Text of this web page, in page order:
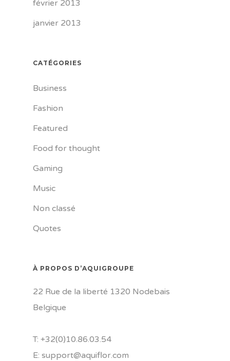
février 2013
janvier 2013
CATÉGORIES
Business
Fashion
Featured
Food for thought
Gaming
Music
Non classé
Quotes
À PROPOS D’AQUIGROUPE
22 Rue de la liberté 1320 Nodebais
Belgique
T: +32(0)10.86.03.54
E: support@aquiflor.com